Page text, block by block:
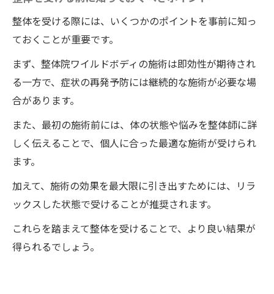
整体を受ける際には、いくつかのポイントを事前に知っ
ておくことが重要です。
まず、整体院ワイルドボディの施術は即効性が期待され
る一方で、症状の再発予防には継続的な施術が必要な場
合があります。
また、最初の施術前には、体の状態や悩みを整体師に詳
しく伝えることで、個人に合った最適な施術が受けられ
ます。
加えて、施術の効果を最大限に引き出すためには、リラ
ックスした状態で受けることが推奨されます。
これらを踏まえて整体を受けることで、より良い結果が
得られるでしょう。